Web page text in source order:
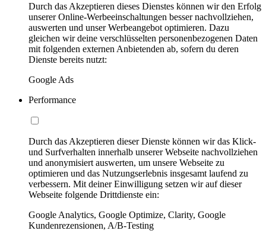
Durch das Akzeptieren dieses Dienstes können wir den Erfolg
unserer Online-Werbeeinschaltungen besser nachvollziehen,
auswerten und unser Werbeangebot optimieren. Dazu
gleichen wir deine verschlüsselten personenbezogenen Daten
mit folgenden externen Anbietenden ab, sofern du deren
Dienste bereits nutzt:
Google Ads
Performance
Durch das Akzeptieren dieser Dienste können wir das Klick-
und Surfverhalten innerhalb unserer Webseite nachvollziehen
und anonymisiert auswerten, um unsere Webseite zu
optimieren und das Nutzungserlebnis insgesamt laufend zu
verbessern. Mit deiner Einwilligung setzen wir auf dieser
Webseite folgende Drittdienste ein:
Google Analytics, Google Optimize, Clarity, Google
Kundenrezensionen, A/B-Testing